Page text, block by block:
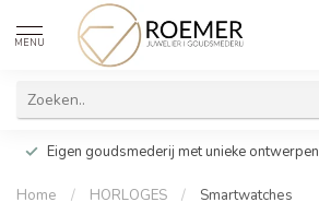
MENU
Eigen goudsmederij met unieke ontwerpen
Home / HORLOGES / Smartwatches